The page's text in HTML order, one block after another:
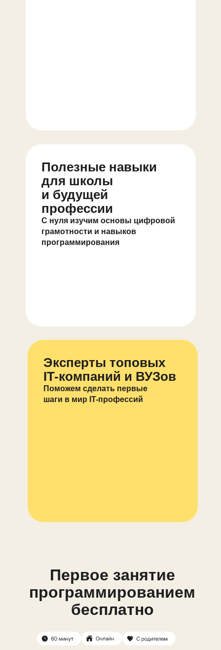
Полезные навыки
для школы
и будущей
профессии
С нуля изучим основы цифровой
грамотности и навыков
программирования
Эксперты топовых
IT-компаний и ВУЗов
Поможем сделать первые
шаги в мир IT-профессий
Первое занятие
программированием
бесплатно